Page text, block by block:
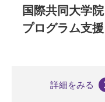
国際共同大学院
プログラム支援
詳細をみる